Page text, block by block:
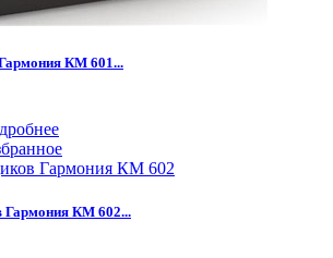
КМ 601...
Гармония КМ 602...